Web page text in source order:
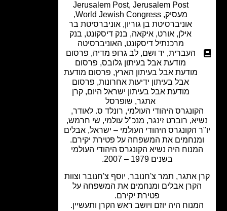
Jerusalem Post, Jerusalem Post
World Jewish Congress
,
אוניברסיטת בן גוריון ,אוניברסיטת בר
אורט,איקאה, בנק דיסקונט,בנק
מרכנתיל דיסקונט,האוניברסיטה
העברית,יד ושם, לב גרופ מדיה,פרסום
מודעת אבל בעיתון גלובס, פרסום
מודעת אבל בעיתון הארץ,פרסום מודעת
אבל בעיתון ידיעות אחרונות,פרסום
מודעת אבל בעיתון ישראל היום,קרן
שופרסל
היהודי העולמי, רונלד ס. לאודר,
רוברט זינגר, מנכ"ל עולמי, שי חרמש,
הקונגרס היהודי העולמי – ישראל, אבלים
את המשפחה על פטירת יקירם.
היה נשיא הקונגרס היהודי העולמי
אתגר, תמר צ'חנובר, יוסף צ'חנובר וצוות
אבלים ומנחמים את המשפחה על
פטירת יקירם.
היה יוזם ויושב ראש הקרן ותעשיין.